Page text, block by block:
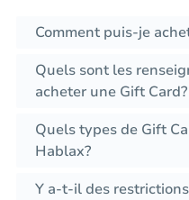
Comment puis-je
Quels sont les
acheter une Gift Card?
Quels types de Gift
Hablax?
Y a-t-il des